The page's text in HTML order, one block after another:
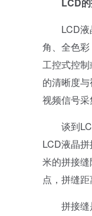
LCD液晶
角、全色
工控式控
的清晰度
视频信号
谈到LCD
LCD液晶
米的拼接
点，拼缝
拼接缝是